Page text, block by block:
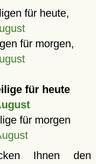
für heute,
für morgen,
für heute
für morgen
Ihnen den